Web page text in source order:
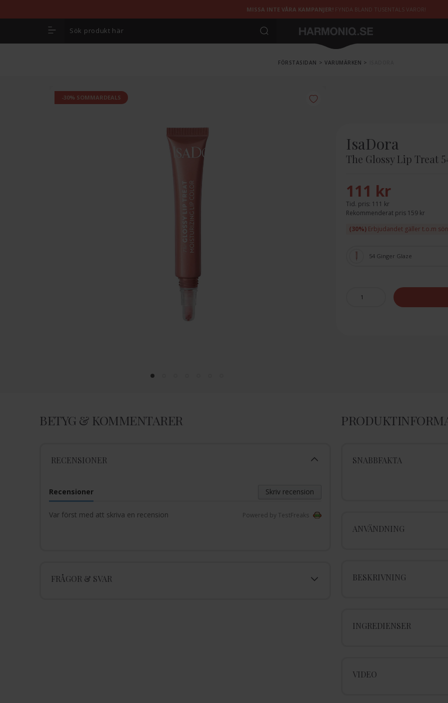
MISSA INTE VÅRA KAMPANJER! FYNDA BLAND TUSENTALS VAROR!
FÖRSTASIDAN > VARUMÄRKEN >
-30% SOMMARDEALS
IsaDora
The Glossy Lip Treat
111 kr
Tid. pris: 111 kr
Rekommenderat pris 159 kr
(30%) Erbjudandet gäller t.o.m
54 Ginger Glaze
BETYG & KOMMENTARER
RECENSIONER
Skriv recension
Recensioner
Powered by TestFreaks
Var först med att skriva en recension
FRÅGOR & SVAR
SNABBFAKTA
ANVÄNDNING
BESKRIVNING
INGREDIENSER
VIDEO